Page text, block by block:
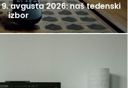
avgusta 2026: naš tedenski
izbor